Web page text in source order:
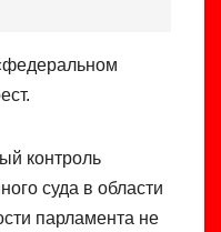
контроль
суда в области
парламента не